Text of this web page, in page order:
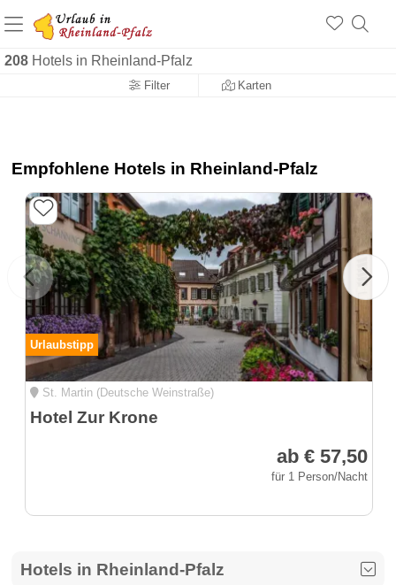
208 Hotels in Rheinland-Pfalz
Filter Karten
+1.500 Unterkünfte in Rheinland-Pfalz
+1.000 Sehenswürdigkeiten
Empfohlene Hotels in Rheinland-Pfalz
Urlaubstipp
St. Martin (Deutsche Weinstraße)
Hotel Zur Krone
ab € 57,50
für 1 Person/Nacht
Hotels in Rheinland-Pfalz